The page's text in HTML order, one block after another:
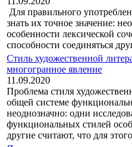
Для правильного
знать их точ­ное значение:
особенности лексической
способности соединяться
Стиль художественной
многогранное явление
11.09.2020
Проблема стиля
общей системе
неоднозначно: одни
функциональных стилей
другие считают, что для